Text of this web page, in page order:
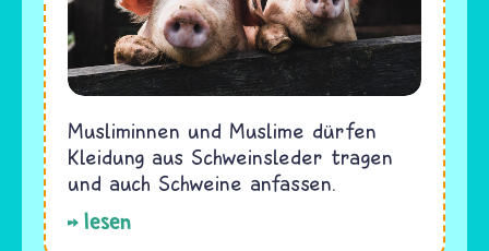
Musliminnen und Muslime dürfen
Kleidung aus Schweinsleder tragen
und auch Schweine anfassen.
lesen